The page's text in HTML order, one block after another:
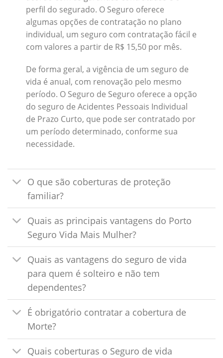
perfil do segurado. O Seguro oferece
algumas opções de contratação no plano
individual, um seguro com contratação fácil e
com valores a partir de R$ 15,50 por mês.
De forma geral, a vigência de um seguro de
vida é anual, com renovação pelo mesmo
período. O Seguro de Seguro oferece a opção
do seguro de Acidentes Pessoais Individual
de Prazo Curto, que pode ser contratado por
um período determinado, conforme sua
necessidade.
O que são coberturas de proteção
familiar?
Quais as principais vantagens do Porto
Seguro Vida Mais Mulher?
Quais as vantagens do seguro de vida
para quem é solteiro e não tem
dependentes?
É obrigatório contratar a cobertura de
Morte?
Quais coberturas o Seguro de vida